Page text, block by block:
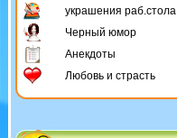
украшения раб.стола
Черный юмор
Анекдоты
Любовь и страсть